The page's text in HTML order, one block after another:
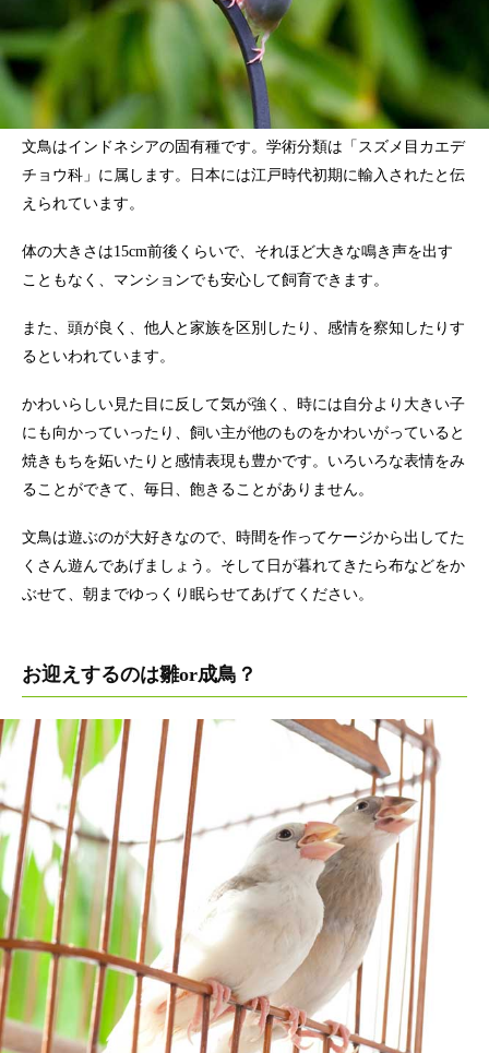
文鳥はインドネシアの固有種です。学術分類は「スズメ目カエデ
チョウ科」に属します。日本には江戸時代初期に輸入されたと伝
えられています。
体の大きさは15cm前後くらいで、それほど大きな鳴き声を出す
こともなく、マンションでも安心して飼育できます。
また、頭が良く、他人と家族を区別したり、感情を察知したりす
るといわれています。
かわいらしい見た目に反して気が強く、時には自分より大きい子
にも向かっていったり、飼い主が他のものをかわいがっていると
焼きもちを妬いたりと感情表現も豊かです。いろいろな表情をみ
ることができて、毎日、飽きることがありません。
文鳥は遊ぶのが大好きなので、時間を作ってケージから出してた
くさん遊んであげましょう。そして日が暮れてきたら布などをか
ぶせて、朝までゆっくり眠らせてあげてください。
お迎えするのは雛or成鳥？